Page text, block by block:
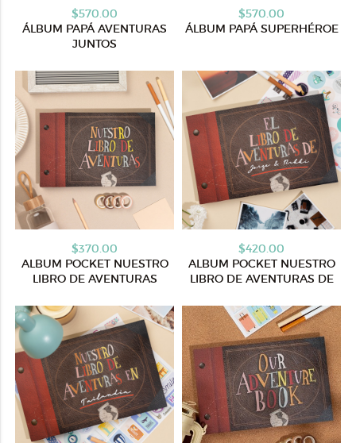
$570.00
ÁLBUM PAPÁ AVENTURAS
JUNTOS
$570.00
ÁLBUM PAPÁ SUPERHÉROE
$370.00
ALBUM POCKET NUESTRO
LIBRO DE AVENTURAS
$420.00
ALBUM POCKET NUESTRO
LIBRO DE AVENTURAS DE